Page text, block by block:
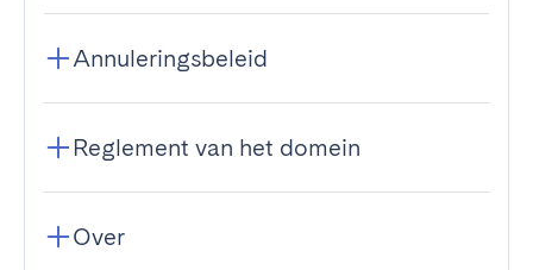
Annuleringsbeleid
Reglement van het domein
Over